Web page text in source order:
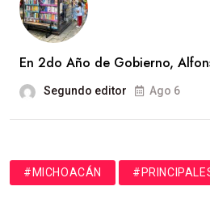
En 2do Año de Gobierno,
Segundo editor Ago 6
#MICHOACÁN